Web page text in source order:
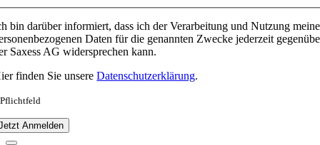
bin darüber informiert, dass ich der Verarbeitung und Nutzung
Daten für die genannten Zwecke jederzeit
Saxess AG widersprechen kann.
finden Sie unsereDatenschutzerklärung.
Anmelden